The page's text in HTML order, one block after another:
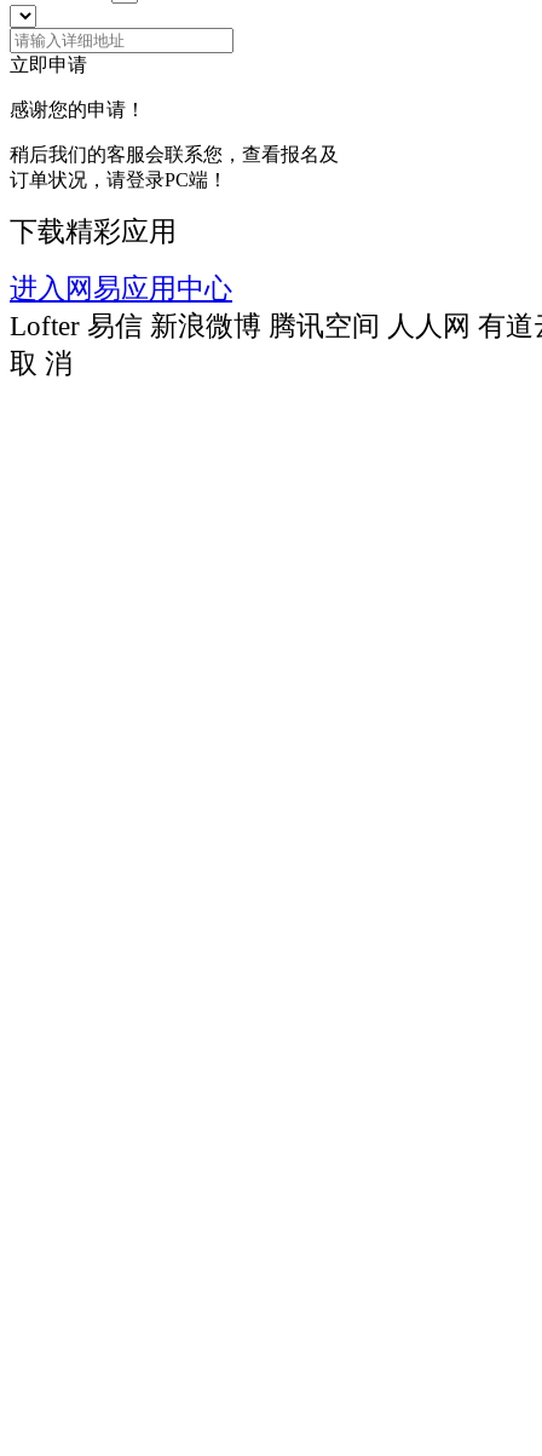
立即申请
感谢您的申请！
稍后我们的客服会联系您，查看报名及
订单状况，请登录PC端！
下载精彩应用
进入网易应用中心
Lofter 易信 新浪微博 腾讯空间 人人网 有道
取 消